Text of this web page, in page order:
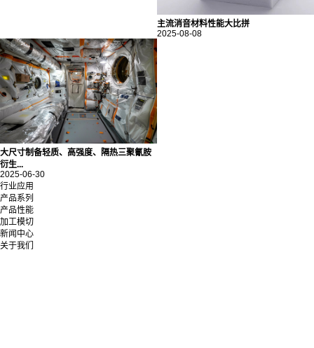
主流消音材料性能大比拼
2025-08-08
大尺寸制备轻质、高强度、隔热三聚氰胺
衍生...
2025-06-30
行业应用
产品系列
产品性能
加工模切
新闻中心
关于我们